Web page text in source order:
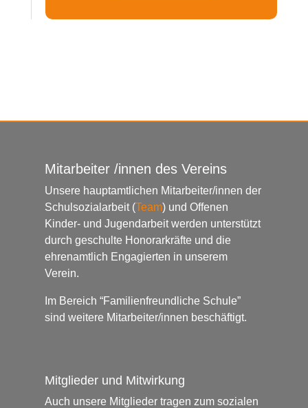
Mitarbeiter /innen des Vereins
Unsere hauptamtlichen Mitarbeiter/innen der
Schulsozialarbeit (Team) und Offenen
Kinder- und Jugendarbeit werden unterstützt
durch geschulte Honorarkräfte und die
ehrenamtlich Engagierten in unserem
Verein.
Im Bereich “Familienfreundliche Schule”
sind weitere Mitarbeiter/innen beschäftigt.
Mitglieder und Mitwirkung
Auch unsere Mitglieder tragen zum sozialen